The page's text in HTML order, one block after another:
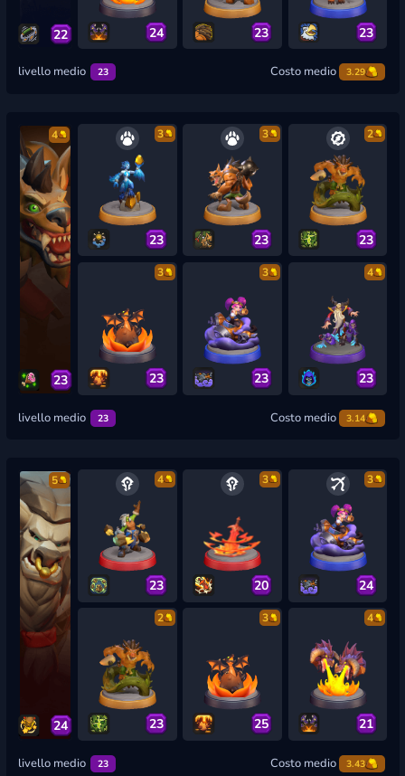
22 24 23 23
livello medio 23 Costo medio 3.29
4
23
3
23
3
23
2
23
3
23
3
23
4
23
livello medio 23 Costo medio 3.14
5
24
4
23
3
20
3
24
2
23
3
25
4
21
livello medio 23 Costo medio 3.43